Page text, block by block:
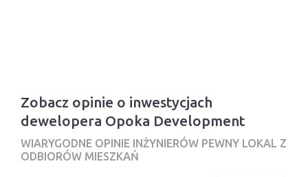
Zobacz opinie o inwestycjach
dewelopera Opoka Development
WIARYGODNE OPINIE INŻYNIERÓW PEWNY LOKAL Z
ODBIORÓW MIESZKAŃ